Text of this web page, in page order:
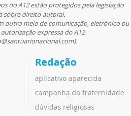
do A12 estão protegidos pela legislação
sobre direito autoral.
outro meio de comunicação, eletrônico ou
expressa do A12
Redação
aplicativo aparecida
campanha da fraternidade
dúvidas religiosas